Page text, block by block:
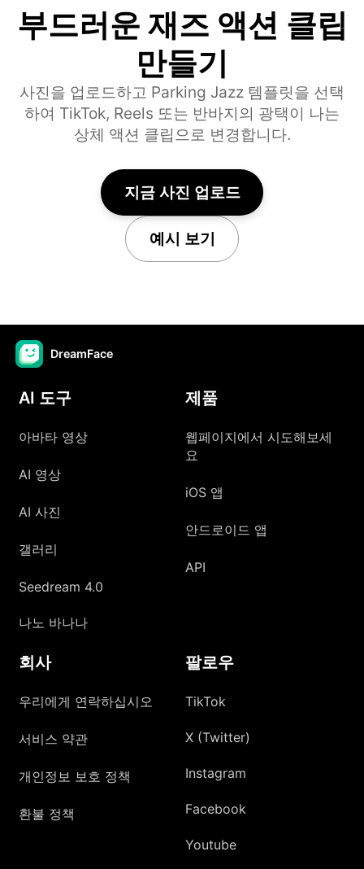
부드러운 재즈 액션 클립
만들기
사진을 업로드하고 Parking Jazz 템플릿을 선택
하여 TikTok, Reels 또는 반바지의 광택이 나는
상체 액션 클립으로 변경합니다.
지금 사진 업로드
예시 보기
DreamFace
AI 도구
아바타 영상
AI 영상
AI 사진
갤러리
Seedream 4.0
나노 바나나
제품
웹페이지에서 시도해보세
요
iOS 앱
안드로이드 앱
API
회사
우리에게 연락하십시오
서비스 약관
개인정보 보호 정책
환불 정책
팔로우
TikTok
X (Twitter)
Instagram
Facebook
Youtube